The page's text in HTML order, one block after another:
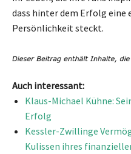
dass hinter dem Erfolg
Persönlichkeit steckt.
Auch interessant:
Klaus-Michael Kühne:
Erfolg
Kessler-Zwillinge
Kulissen ihres